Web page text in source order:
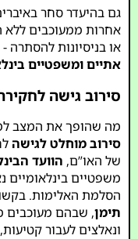
גם בהיעדר סחר
אחרות ממעוכבים
או בניסיונות להסתרה
אתיים ומשפטיים
סירוב גישה
מה שהופך את המצב
סירוב מוחלט לגישה
של האו”ם, הוועד
משפטיים בינלאומיים
הסלמת האלימות.
תימן, שבהם מעוכבים
ונאלצים לעבור